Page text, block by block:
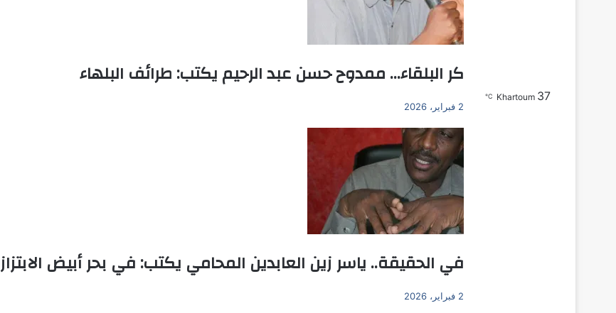
Khartoum 37
℃
كر البلقاء… ممدوح حسن عبد الرحيم يكتب: طرائف البلهاء
2 فبراير، 2026
في الحقيقة.. ياسر زين العابدين المحامي يكتب: في بحر أبيض الابتزاز
2 فبراير، 2026